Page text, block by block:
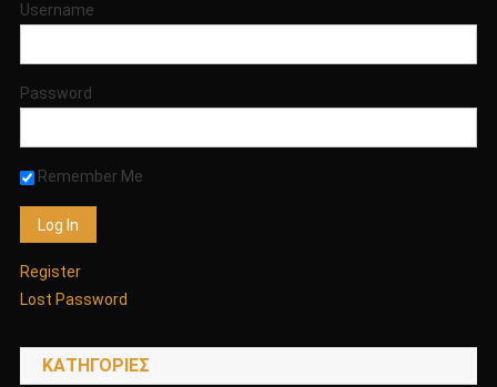
Username
Password
Remember Me
Register
Lost Password
KΑΤΗΓΟΡΊΕΣ